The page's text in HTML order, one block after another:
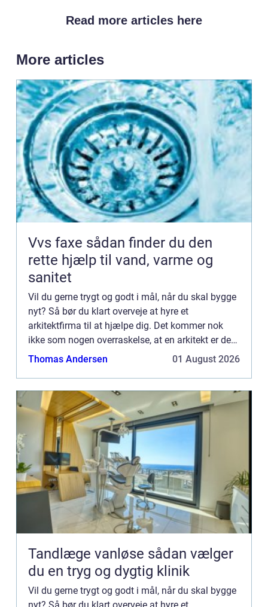
Read more articles here
More articles
Vvs faxe sådan finder du den
rette hjælp til vand, varme og
sanitet
Vil du gerne trygt og godt i mål, når du skal bygge
nyt? Så bør du klart overveje at hyre et
arkitektfirma til at hjælpe dig. Det kommer nok
ikke som nogen overraskelse, at en arkitekt er den
helt rette til at lave tegninger og udkast til,
Thomas Andersen 01 August 2026
Tandlæge vanløse sådan vælger
du en tryg og dygtig klinik
Vil du gerne trygt og godt i mål, når du skal bygge